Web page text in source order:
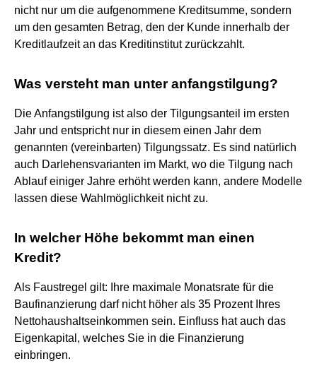
nicht nur um die aufgenommene Kreditsumme, sondern
um den gesamten Betrag, den der Kunde innerhalb der
Kreditlaufzeit an das Kreditinstitut zurückzahlt.
Was versteht man unter anfangstilgung?
Die Anfangstilgung ist also der Tilgungsanteil im ersten
Jahr und entspricht nur in diesem einen Jahr dem
genannten (vereinbarten) Tilgungssatz. Es sind natürlich
auch Darlehensvarianten im Markt, wo die Tilgung nach
Ablauf einiger Jahre erhöht werden kann, andere Modelle
lassen diese Wahlmöglichkeit nicht zu.
In welcher Höhe bekommt man einen
Kredit?
Als Faustregel gilt: Ihre maximale Monatsrate für die
Baufinanzierung darf nicht höher als 35 Prozent Ihres
Nettohaushaltseinkommen sein. Einfluss hat auch das
Eigenkapital, welches Sie in die Finanzierung
einbringen.